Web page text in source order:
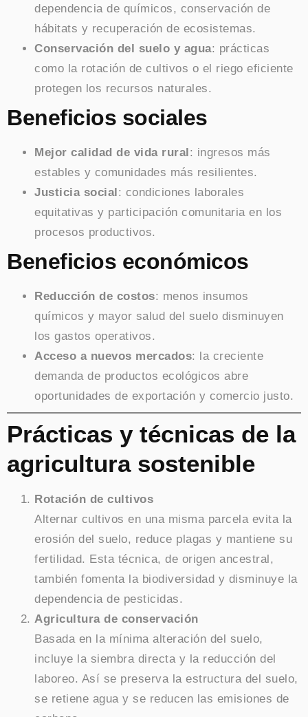
dependencia de químicos, conservación de
hábitats y recuperación de ecosistemas.
Conservación del suelo y agua: prácticas
como la rotación de cultivos o el riego eficiente
protegen los recursos naturales.
Beneficios sociales
Mejor calidad de vida rural: ingresos más
estables y comunidades más resilientes.
Justicia social: condiciones laborales
equitativas y participación comunitaria en los
procesos productivos.
Beneficios económicos
Reducción de costos: menos insumos
químicos y mayor salud del suelo disminuyen
los gastos operativos.
Acceso a nuevos mercados: la creciente
demanda de productos ecológicos abre
oportunidades de exportación y comercio justo.
Prácticas y técnicas de la
agricultura sostenible
Rotación de cultivos
Alternar cultivos en una misma parcela evita la
erosión del suelo, reduce plagas y mantiene su
fertilidad. Esta técnica, de origen ancestral,
también fomenta la biodiversidad y disminuye la
dependencia de pesticidas.
Agricultura de conservación
Basada en la mínima alteración del suelo,
incluye la siembra directa y la reducción del
laboreo. Así se preserva la estructura del suelo,
se retiene agua y se reducen las emisiones de